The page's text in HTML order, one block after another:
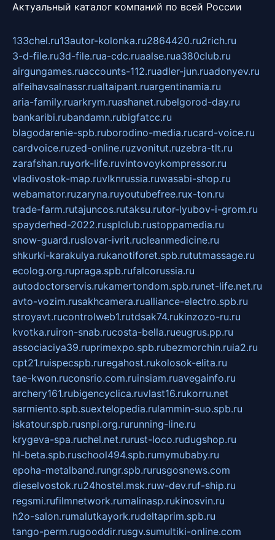
Актуальный каталог компаний по всей России
133chel.ru13autor-kolonka.ru2864420.ru2rich.ru
3-d-file.ru3d-file.rua-cdc.ruaalse.rua380club.ru
airgungames.ruaccounts-112.ruadler-jun.ruadonyev.ru
alfeihavsalnassr.rualtaipant.ruargentinamia.ru
aria-family.ruarkrym.ruashanet.rubelgorod-day.ru
bankaribi.rubandamn.rubigfatcc.ru
blagodarenie-spb.ruborodino-media.rucard-voice.ru
cardvoice.ruzed-online.ruzvonitut.ruzebra-tlt.ru
zarafshan.ruyork-life.ruvintovoykompressor.ru
vladivostok-map.ruvlknrussia.ruwasabi-shop.ru
webamator.ruzaryna.ruyoutubefree.rux-ton.ru
trade-farm.rutajuncos.rutaksu.rutor-lyubov-i-grom.ru
spayderhed-2022.rusplclub.rustoppamedia.ru
snow-guard.ruslovar-ivrit.rucleanmedicine.ru
shkurki-karakulya.rukanotiforet.spb.rututmassage.ru
ecolog.org.rupraga.spb.rufalcorussia.ru
autodoctorservis.rukamertondom.spb.runet-life.net.ru
avto-vozim.rusakhcamera.rualliance-electro.spb.ru
stroyavt.rucontrolweb1.rutdsak74.rukinzozo-ru.ru
kvotka.ruiron-snab.rucosta-bella.rueugrus.pp.ru
associaciya39.ruprimexpo.spb.rubezmorchin.ruia2.ru
cpt21.ruispecspb.ruregahost.rukolosok-elita.ru
tae-kwon.ruconsrio.com.ruinsiam.ruavegainfo.ru
archery161.rubigencyclica.ruvlast16.rukorru.net
sarmiento.spb.suextelopedia.rulammin-suo.spb.ru
iskatour.spb.rusnpi.org.rurunning-line.ru
krygeva-spa.ruchel.net.rurust-loco.rudugshop.ru
hl-beta.spb.ruschool494.spb.rumymubaby.ru
epoha-metalband.rungr.spb.rurusgosnews.com
dieselvostok.ru24hostel.msk.ruw-dev.ruf-ship.ru
regsmi.rufilmnetwork.rumalinasp.rukinosvin.ru
h2o-salon.rumalutkayork.rudeltaprim.spb.ru
tango-perm.rugooddir.rusgv.sumultiki-online.com